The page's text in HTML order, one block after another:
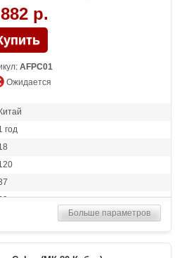
р.
AFPC01
Ожидается
Китай
год
Больше параметров